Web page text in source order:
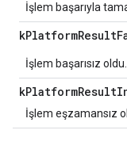
İşlem başarıyla
kPlatformResult
İşlem başarısız oldu.
kPlatformResult
İşlem eşzamansız